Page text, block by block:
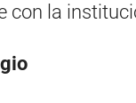
con la